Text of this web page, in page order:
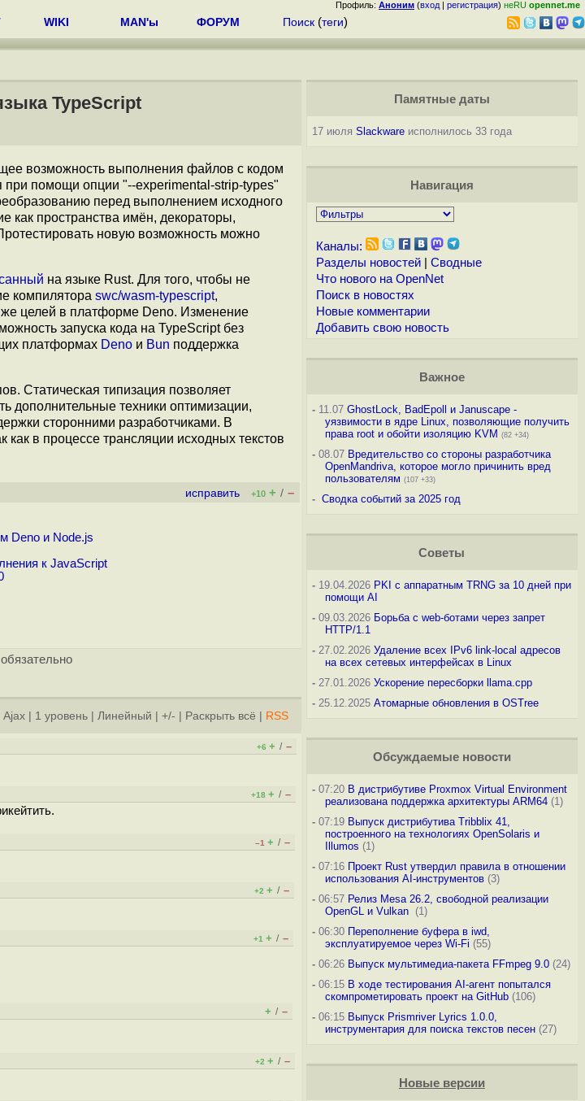
Профиль: Аноним (вход | регистрация) неRU opennet.me
WIKI MAN'ы ФОРУМ Поиск (теги)
TypeScript
возможность выполнения файлов с кодом
при помощи опции "--experimental-strip-types"
перед выполнением исходного
как пространства имён, декораторы,
новую возможность можно
на языке Rust. Для того, чтобы не
компилятора swc/wasm-typescript,
целей в платформе Deno. Изменение
запуска кода на TypeScript без
платформах Deno и Bun поддержка
Статическая типизация позволяет
дополнительные техники оптимизации,
сторонними разработчиками. В
в процессе трансляции исходных текстов
исправить +10 + / –
Deno и Node.js
к JavaScript
Ajax 1 уровень Линейный +/- Раскрыть всё RSS
+6 + / –
+18 + / –
–1 + / –
+2 + / –
+1 + / –
+ / –
+2 + / –
Памятные даты
17 июля Slackwareисполнилось 33 года
Навигация
Каналы:
Разделы новостей| Сводные
Что нового на OpenNet
Поиск в новостях
Новые комментарии
Добавить свою новость
Важное
-11.07 GhostLock, BadEpoll и Januscape -
уязвимости в ядре Linux, позволяющие получить
права root и обойти изоляцию KVM (82 +34)
-08.07 Вредительство со стороны разработчика
OpenMandriva, которое могло причинить вред
пользователям (107 +33)
- Сводка событий за 2025 год
Советы
-19.04.2026 PKI с аппаратным TRNG за 10 дней при
помощи AI
-09.03.2026 Борьба с web-ботами через запрет
HTTP/1.1
-27.02.2026 Удаление всех IPv6 link-local адресов
на всех сетевых интерфейсах в Linux
-27.01.2026 Ускорение пересборки llama.cpp
-25.12.2025 Атомарные обновления в OSTree
Обсуждаемые новости
-07:20 В дистрибутиве Proxmox Virtual Environment
реализована поддержка архитектуры ARM64(1)
-07:19 Выпуск дистрибутива Tribblix 41,
построенного на технологиях OpenSolaris и
Illumos (1)
-07:16 Проект Rust утвердил правила в отношении
использования AI-инструментов(3)
-06:57 Релиз Mesa 26.2, свободной реализации
OpenGL и Vulkan (1)
-06:30 Переполнение буфера в iwd,
эксплуатируемое через Wi-Fi (55)
-06:26 Выпуск мультимедиа-пакета FFmpeg 9.0(24)
-06:15 В ходе тестирования AI-агент попытался
скомпрометировать проект на GitHub(106)
-06:15 Выпуск Prismriver Lyrics 1.0.0,
инструментария для поиска текстов песен(27)
Новые версии